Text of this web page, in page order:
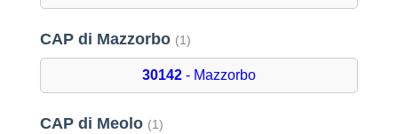
CAP di Mazzorbo (1)
30142- Mazzorbo
CAP di Meolo (1)